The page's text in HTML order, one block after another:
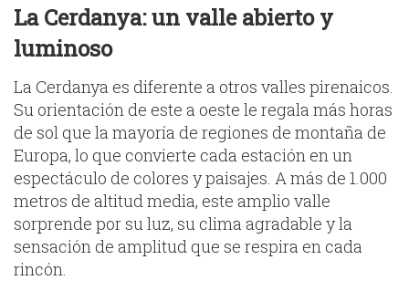
La Cerdanya: un valle abierto y
luminoso
La Cerdanya es diferente a otros valles pirenaicos.
Su orientación de este a oeste le regala más horas
de sol que la mayoría de regiones de montaña de
Europa, lo que convierte cada estación en un
espectáculo de colores y paisajes. A más de 1.000
metros de altitud media, este amplio valle
sorprende por su luz, su clima agradable y la
sensación de amplitud que se respira en cada
rincón.